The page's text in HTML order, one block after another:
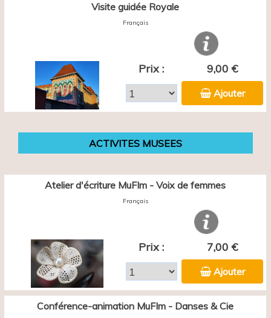
Visite guidée Royale
Français
Prix : 9,00 €
Ajouter
ACTIVITES MUSEES
Atelier d'écriture MuFIm - Voix de femmes
Français
Prix : 7,00 €
Ajouter
Conférence-animation MuFIm - Danses & Cie